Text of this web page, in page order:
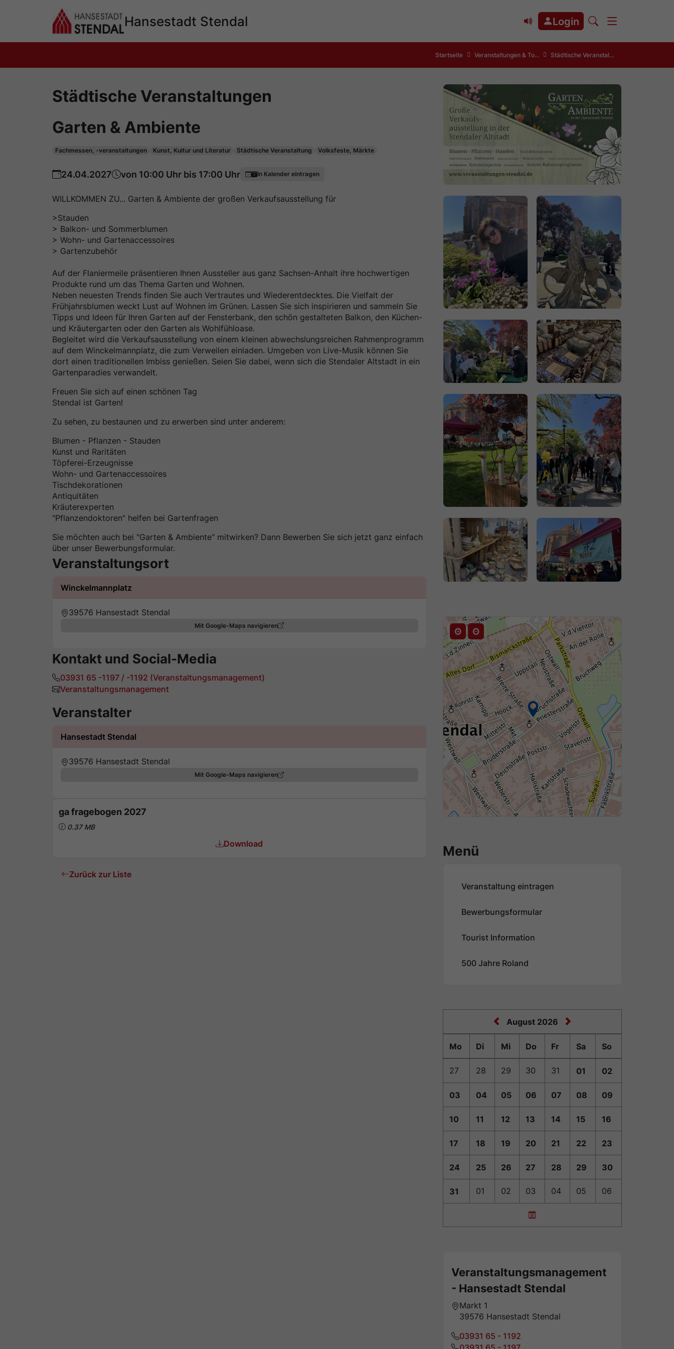
Hansestadt Stendal Login
Startseite Veranstaltungen & To... Städtische Veranstal...
Städtische Veranstaltungen
Garten & Ambiente
Fachmessen, -veranstaltungen Kunst, Kultur und Literatur Städtische Veranstaltung Volksfeste, Märkte
24.04.2027 von 10:00 Uhr bis 17:00 Uhr In Kalender eintragen
WILLKOMMEN ZU... Garten & Ambiente der großen Verkaufsausstellung für
>Stauden
> Balkon- und Sommerblumen
> Wohn- und Gartenaccessoires
> Gartenzubehör
Auf der Flaniermeile präsentieren Ihnen Aussteller aus ganz Sachsen-Anhalt ihre hochwertigen
Produkte rund um das Thema Garten und Wohnen.
Neben neuesten Trends finden Sie auch Vertrautes und Wiederentdecktes. Die Vielfalt der
Frühjahrsblumen weckt Lust auf Wohnen im Grünen. Lassen Sie sich inspirieren und sammeln Sie
Tipps und Ideen für Ihren Garten auf der Fensterbank, den schön gestalteten Balkon, den Küchen-
und Kräutergarten oder den Garten als Wohlfühloase.
Begleitet wird die Verkaufsausstellung von einem kleinen abwechslungsreichen Rahmenprogramm
auf dem Winckelmannplatz, die zum Verweilen einladen. Umgeben von Live-Musik können Sie
dort einen traditionellen Imbiss genießen. Seien Sie dabei, wenn sich die Stendaler Altstadt in ein
Gartenparadies verwandelt.
Freuen Sie sich auf einen schönen Tag
Stendal ist Garten!
Zu sehen, zu bestaunen und zu erwerben sind unter anderem:
Blumen - Pflanzen - Stauden
Kunst und Raritäten
Töpferei-Erzeugnisse
Wohn- und Gartenaccessoires
Tischdekorationen
Antiquitäten
Kräuterexperten
"Pflanzendoktoren" helfen bei Gartenfragen
Sie möchten auch bei "Garten & Ambiente" mitwirken? Dann Bewerben Sie sich jetzt ganz einfach
über unser Bewerbungsformular.
Veranstaltungsort
Winckelmannplatz
39576 Hansestadt Stendal
Mit Google-Maps navigieren
Kontakt und Social-Media
03931 65 -1197 / -1192 (Veranstaltungsmanagement)
Veranstaltungsmanagement
Veranstalter
Hansestadt Stendal
39576 Hansestadt Stendal
Mit Google-Maps navigieren
ga fragebogen 2027
0.37 MB
Download
Zurück zur Liste
Menü
Veranstaltung eintragen
Bewerbungsformular
Tourist Information
500 Jahre Roland
August 2026
Mo Di Mi Do Fr Sa So
27 28 29 30 31 01 02
03 04 05 06 07 08 09
10 11 12 13 14 15 16
17 18 19 20 21 22 23
24 25 26 27 28 29 30
31 01 02 03 04 05 06
Veranstaltungsmanagement
- Hansestadt Stendal
Markt 1
39576 Hansestadt Stendal
03931 65 - 1192